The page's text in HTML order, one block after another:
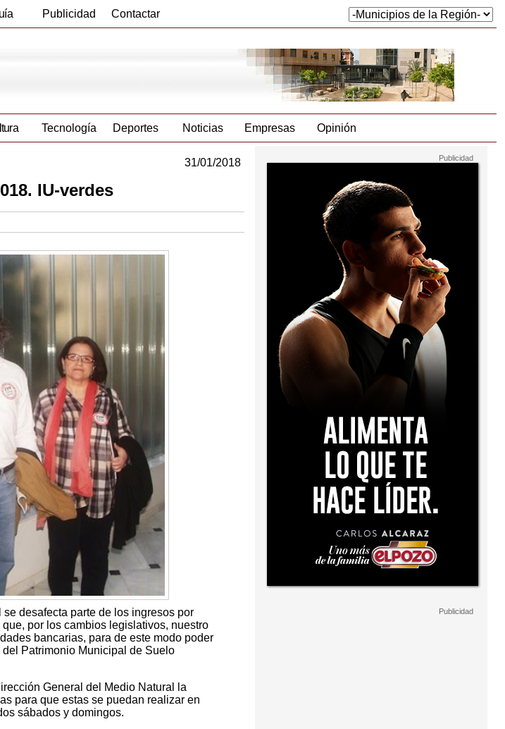
Publicidad Contactar
Tecnología Deportes Noticias Empresas Opinión
31/01/2018
IU-verdes
desafecta parte de los ingresos por
por los cambios legislativos, nuestro
bancarias, para de este modo poder
Patrimonio Municipal de Suelo
General del Medio Natural la
para que estas se puedan realizar en
sábados y domingos.